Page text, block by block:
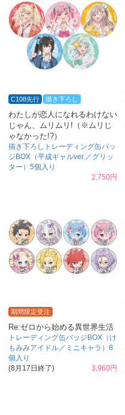
C108先行 描き下ろし
わたしが恋人になれるわけない
じゃん、ムリムリ!（※ムリじ
ゃなかった!?）
描き下ろしトレーディング缶バッ
ジBOX（平成ギャルver.／グリッ
ター）5個入り
2,750円
期間限定受注
Re:ゼロから始める異世界生活
トレーディング缶バッジBOX（け
もみみアイドル／ミニキャラ）8
個入り
(8月17日終了)
3,960円